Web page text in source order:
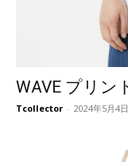
WAVE プリン
Tcollector - 2024年5月4日